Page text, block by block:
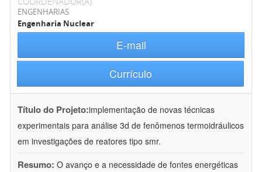
ENGENHARIAS
Engenharia Nuclear
E-mail
Currículo
Título do Projeto:implementação de novas técnicas
experimentais para análise 3d de fenômenos termoidráulicos
em investigações de reatores tipo smr.
Resumo: O avanço e a necessidade de fontes energéticas